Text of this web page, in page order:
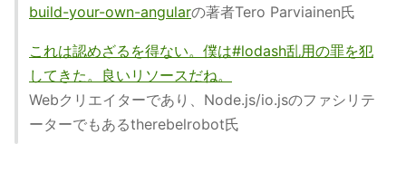
build-your-own-angularの著者Tero Parviainen氏
これは認めざるを得ない。僕は#lodash乱用の罪を犯
してきた。良いリソースだね。
Webクリエイターであり、Node.js/io.jsのファシリテ
ーターでもあるtherebelrobot氏